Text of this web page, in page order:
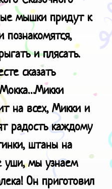
мышки придут к
и плясать.
сказать
на всех, Микки и
радость каждому
штаны на
уши, мы узнаем
Он приготовил